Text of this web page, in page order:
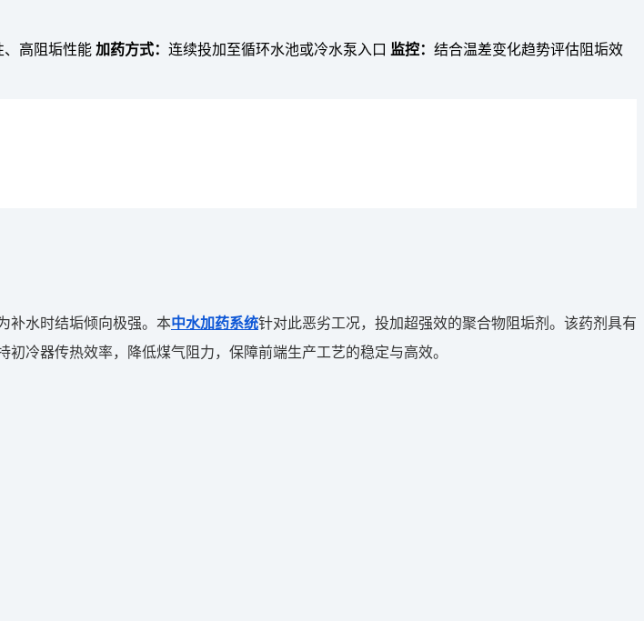
、高阻垢性能 加药方式： 连续投加至循环水池或冷水泵入口 监控： 结合温差变化趋势评估阻垢效
补水时结垢倾向极强。本中水加药系统针对此恶劣工况，投加超强效的聚合物阻垢剂。该药剂具有
冷器传热效率，降低煤气阻力，保障前端生产工艺的稳定与高效。